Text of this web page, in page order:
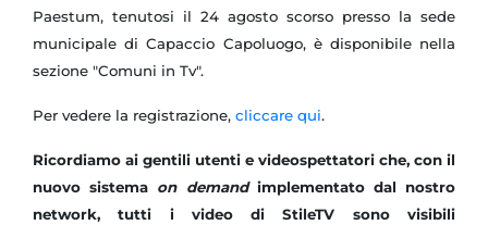
Paestum, tenutosi il 24 agosto scorso presso la sede
municipale di Capaccio Capoluogo, è disponibile nella
sezione "Comuni in Tv".
Per vedere la registrazione, cliccare qui.
Ricordiamo ai gentili utenti e videospettatori che, con il
nuovo sistema on demand implementato dal nostro
network, tutti i video di StileTV sono visibili